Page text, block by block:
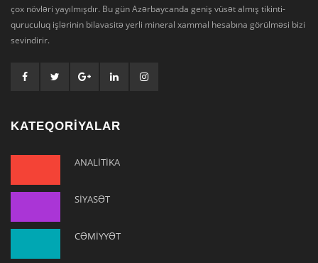
çox növləri yayılmışdır. Bu gün Azərbaycanda geniş vüsət almış tikinti-
quruculuq işlərinin bilavasitə yerli mineral xammal hesabına görülməsi bizi
sevindirir.
KATEQORİYALAR
ANALİTİKA
SİYASƏT
CƏMİYYƏT